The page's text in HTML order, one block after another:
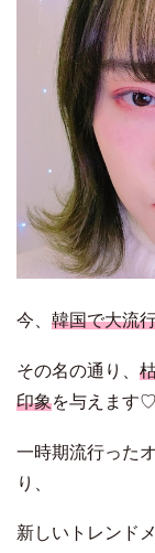
今、 韓国で大流
その名の通り、
印象を与えます♡
一時期流行った
り、
新しいトレンド